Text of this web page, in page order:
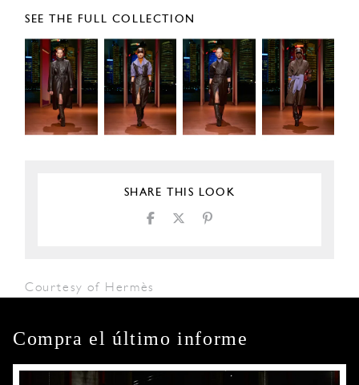
SEE THE FULL COLLECTION
SHARE THIS LOOK
Courtesy of Hermès
Compra el último informe